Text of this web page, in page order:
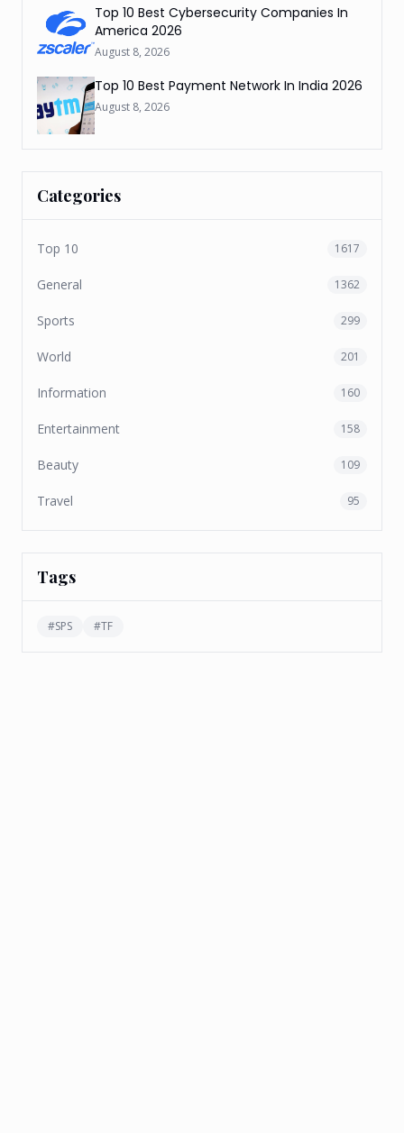
Top 10 Best Cybersecurity Companies In
America 2026
August 8, 2026
Top 10 Best Payment Network In India 2026
August 8, 2026
Categories
Top 10 1617
General 1362
Sports 299
World 201
Information 160
Entertainment 158
Beauty 109
Travel 95
Tags
#SPS #TF